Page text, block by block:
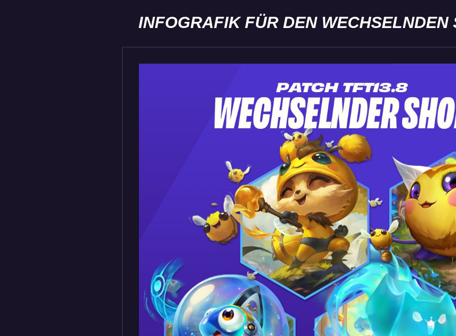
INFOGRAFIK FÜR DEN WECHSELNDEN